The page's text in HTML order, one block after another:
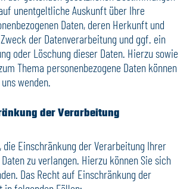
unentgeltliche Auskunft über Ihre
Daten, deren Herkunft und
der Datenverarbeitung und ggf. ein
oder Löschung dieser Daten. Hierzu sowie
Thema personenbezogene Daten können
wenden.
der Verarbeitung
die Einschränkung der Verarbeitung Ihrer
zu verlangen. Hierzu können Sie sich
Das Recht auf Einschränkung der